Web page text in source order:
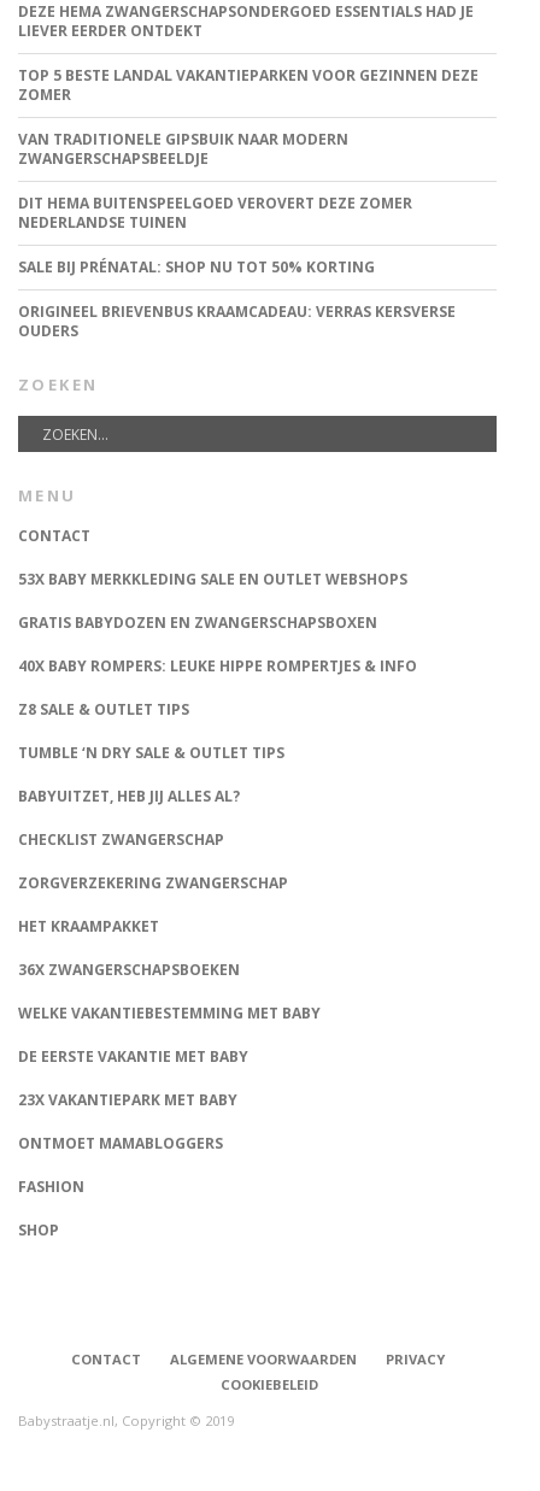
DEZE HEMA ZWANGERSCHAPSONDERGOED ESSENTIALS HAD JE
LIEVER EERDER ONTDEKT
TOP 5 BESTE LANDAL VAKANTIEPARKEN VOOR GEZINNEN DEZE
ZOMER
VAN TRADITIONELE GIPSBUIK NAAR MODERN
ZWANGERSCHAPSBEELDJE
DIT HEMA BUITENSPEELGOED VEROVERT DEZE ZOMER
NEDERLANDSE TUINEN
SALE BIJ PRÉNATAL: SHOP NU TOT 50% KORTING
ORIGINEEL BRIEVENBUS KRAAMCADEAU: VERRAS KERSVERSE
OUDERS
ZOEKEN
MENU
CONTACT
53X BABY MERKKLEDING SALE EN OUTLET WEBSHOPS
GRATIS BABYDOZEN EN ZWANGERSCHAPSBOXEN
40X BABY ROMPERS: LEUKE HIPPE ROMPERTJES & INFO
Z8 SALE & OUTLET TIPS
TUMBLE ‘N DRY SALE & OUTLET TIPS
BABYUITZET, HEB JIJ ALLES AL?
CHECKLIST ZWANGERSCHAP
ZORGVERZEKERING ZWANGERSCHAP
HET KRAAMPAKKET
36X ZWANGERSCHAPSBOEKEN
WELKE VAKANTIEBESTEMMING MET BABY
DE EERSTE VAKANTIE MET BABY
23X VAKANTIEPARK MET BABY
ONTMOET MAMABLOGGERS
FASHION
SHOP
CONTACT ALGEMENE VOORWAARDEN
PRIVACY
COOKIEBELEID
Babystraatje.nl, Copyright © 2019